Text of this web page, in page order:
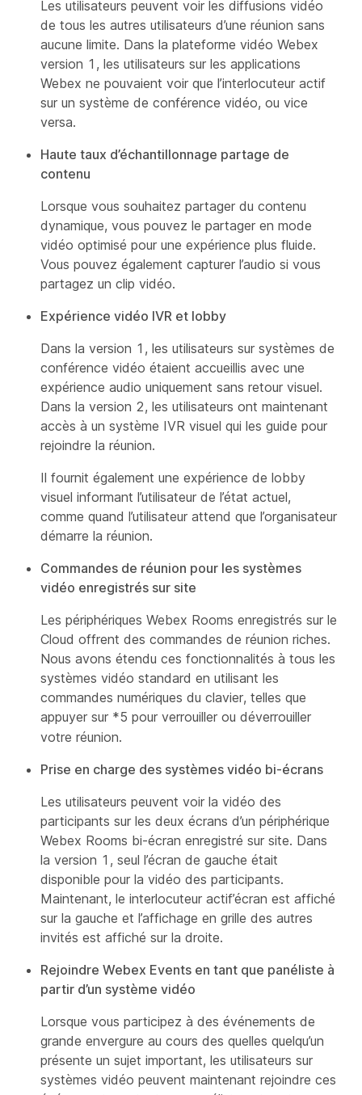
Les utilisateurs peuvent voir les diffusions vidéo
de tous les autres utilisateurs d’une réunion sans
aucune limite. Dans la plateforme vidéo Webex
version 1, les utilisateurs sur les applications
Webex ne pouvaient voir que l’interlocuteur actif
sur un système de conférence vidéo, ou vice
versa.
Haute taux d’échantillonnage partage de
contenu
Lorsque vous souhaitez partager du contenu
dynamique, vous pouvez le partager en mode
vidéo optimisé pour une expérience plus fluide.
Vous pouvez également capturer l’audio si vous
partagez un clip vidéo.
Expérience vidéo IVR et lobby
Dans la version 1, les utilisateurs sur systèmes de
conférence vidéo étaient accueillis avec une
expérience audio uniquement sans retour visuel.
Dans la version 2, les utilisateurs ont maintenant
accès à un système IVR visuel qui les guide pour
rejoindre la réunion.
Il fournit également une expérience de lobby
visuel informant l’utilisateur de l’état actuel,
comme quand l’utilisateur attend que l’organisateur
démarre la réunion.
Commandes de réunion pour les systèmes
vidéo enregistrés sur site
Les périphériques Webex Rooms enregistrés sur le
Cloud offrent des commandes de réunion riches.
Nous avons étendu ces fonctionnalités à tous les
systèmes vidéo standard en utilisant les
commandes numériques du clavier, telles que
appuyer sur *5 pour verrouiller ou déverrouiller
votre réunion.
Prise en charge des systèmes vidéo bi-écrans
Les utilisateurs peuvent voir la vidéo des
participants sur les deux écrans d’un périphérique
Webex Rooms bi-écran enregistré sur site. Dans
la version 1, seul l’écran de gauche était
disponible pour la vidéo des participants.
Maintenant, le interlocuteur actif’écran est affiché
sur la gauche et l’affichage en grille des autres
invités est affiché sur la droite.
Rejoindre Webex Events en tant que panéliste à
partir d’un système vidéo
Lorsque vous participez à des événements de
grande envergure au cours des quelles quelqu’un
présente un sujet important, les utilisateurs sur
systèmes vidéo peuvent maintenant rejoindre ces